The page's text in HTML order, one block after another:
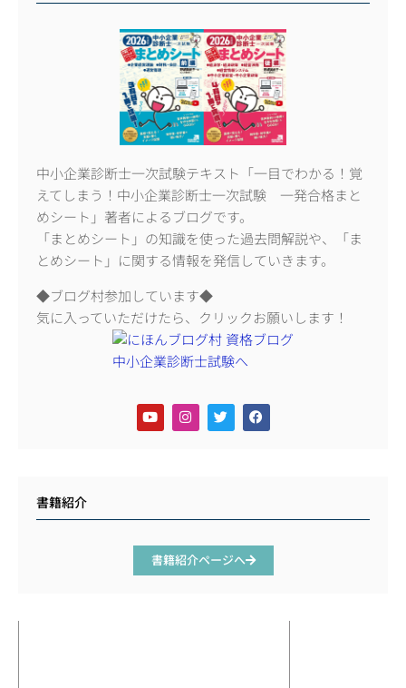
中小企業診断士一次試験テキスト「一目でわかる！覚
えてしまう！中小企業診断士一次試験 一発合格まと
めシート」著者によるブログです。
「まとめシート」の知識を使った過去問解説や、「ま
とめシート」に関する情報を発信していきます。
◆ブログ村参加しています◆
気に入っていただけたら、クリックお願いします！
書籍紹介
書籍紹介ページへ